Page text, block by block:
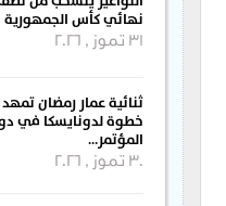
نهائي كأس الجمهورية
31 تموز , 2026
ثنائية عمار رمضان تمهد
خطوة لدونايسكا في
المؤتمر…
30 تموز , 2026